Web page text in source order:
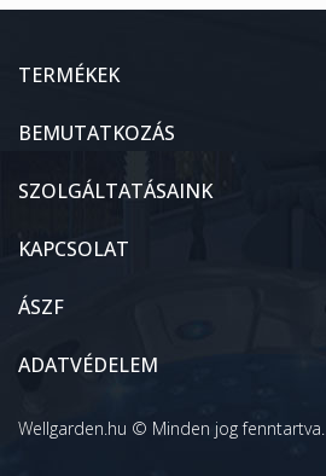
TERMÉKEK
BEMUTATKOZÁS
SZOLGÁLTATÁSAINK
KAPCSOLAT
ÁSZF
ADATVÉDELEM
Wellgarden.hu © Minden jog fenntartva.